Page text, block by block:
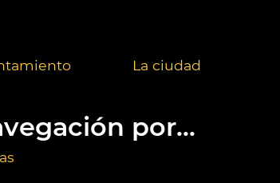
La ciudad
por...